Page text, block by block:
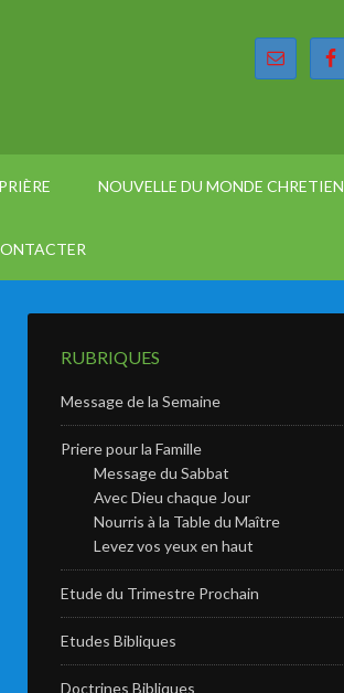
NOUVELLE DU MONDE CHRETIEN
RUBRIQUES
Message de la Semaine
Priere pour la Famille
Message du Sabbat
Avec Dieu chaque Jour
Nourris à la Table du Maître
Levez vos yeux en haut
Etude du Trimestre Prochain
Etudes Bibliques
Doctrines Bibliques